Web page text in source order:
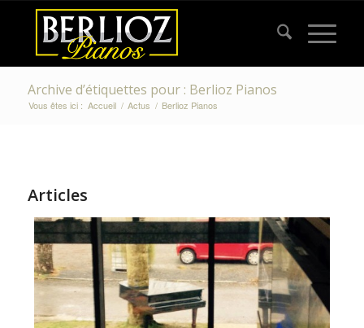
Archive d’étiquettes pour : Berlioz Pianos
Vous êtes ici : Accueil / Actus / Berlioz Pianos
Articles